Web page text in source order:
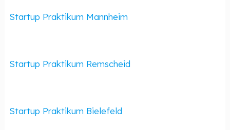
Startup Praktikum Mannheim
Startup Praktikum Remscheid
Startup Praktikum Bielefeld